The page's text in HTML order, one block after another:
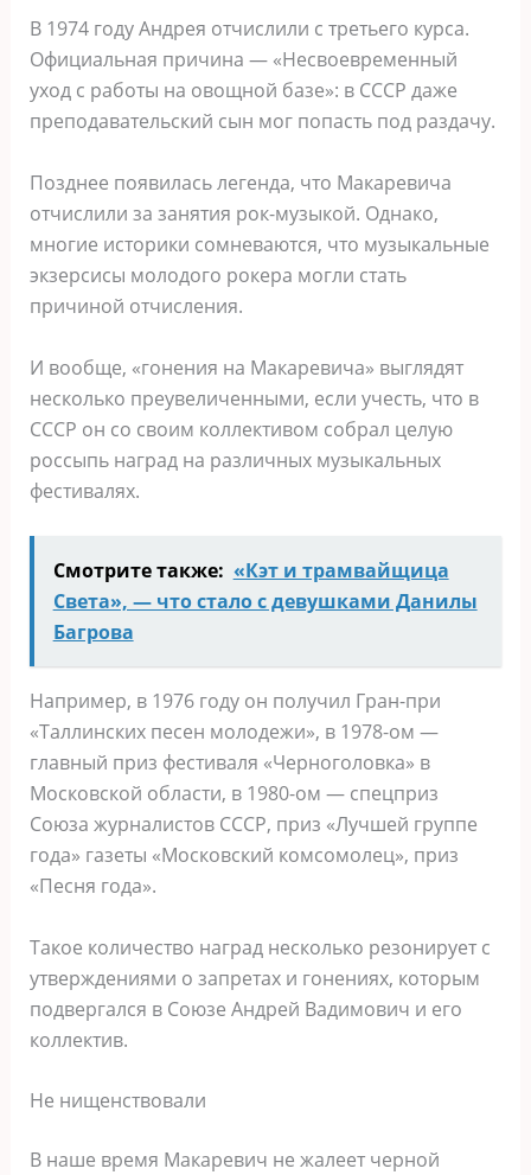
В 1974 году Андрея отчислили с третьего курса.
Официальная причина — «Несвоевременный
уход с работы на овощной базе»: в СССР даже
преподавательский сын мог попасть под раздачу.
Позднее появилась легенда, что Макаревича
отчислили за занятия рок-музыкой. Однако,
многие историки сомневаются, что музыкальные
экзерсисы молодого рокера могли стать
причиной отчисления.
И вообще, «гонения на Макаревича» выглядят
несколько преувеличенными, если учесть, что в
СССР он со своим коллективом собрал целую
россыпь наград на различных музыкальных
фестивалях.
Смотрите также: «Кэт и трамвайщица
Света», — что стало с девушками Данилы
Багрова
Например, в 1976 году он получил Гран-при
«Таллинских песен молодежи», в 1978-ом —
главный приз фестиваля «Черноголовка» в
Московской области, в 1980-ом — спецприз
Союза журналистов СССР, приз «Лучшей группе
года» газеты «Московский комсомолец», приз
«Песня года».
Такое количество наград несколько резонирует с
утверждениями о запретах и гонениях, которым
подвергался в Союзе Андрей Вадимович и его
коллектив.
Не нищенствовали
В наше время Макаревич не жалеет черной